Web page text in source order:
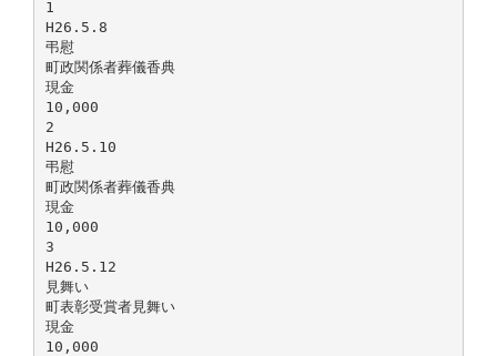
1
H26.5.8
弔慰
町政関係者葬儀香典
現金
10,000
2
H26.5.10
弔慰
町政関係者葬儀香典
現金
10,000
3
H26.5.12
見舞い
町表彰受賞者見舞い
現金
10,000